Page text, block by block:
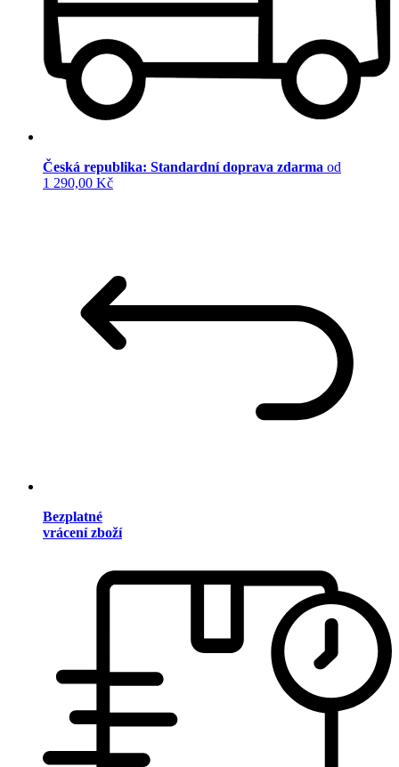
Česká republika: Standardní doprava zdarma od
1 290,00 Kč
Bezplatné
vrácení zboží